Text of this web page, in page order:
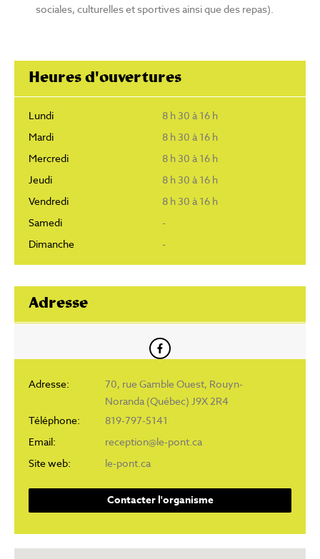
sociales, culturelles et sportives ainsi que des repas).
Heures d'ouvertures
Lundi
8 h 30 à 16 h
Mardi
8 h 30 à 16 h
Mercredi
8 h 30 à 16 h
Jeudi
8 h 30 à 16 h
Vendredi
8 h 30 à 16 h
Samedi
-
Dimanche
-
Adresse
Adresse:
70, rue Gamble Ouest, Rouyn-
Noranda (Québec) J9X 2R4
Téléphone:
819-797-5141
Email:
reception@le-pont.ca
Site web:
le-pont.ca
Contacter l'organisme